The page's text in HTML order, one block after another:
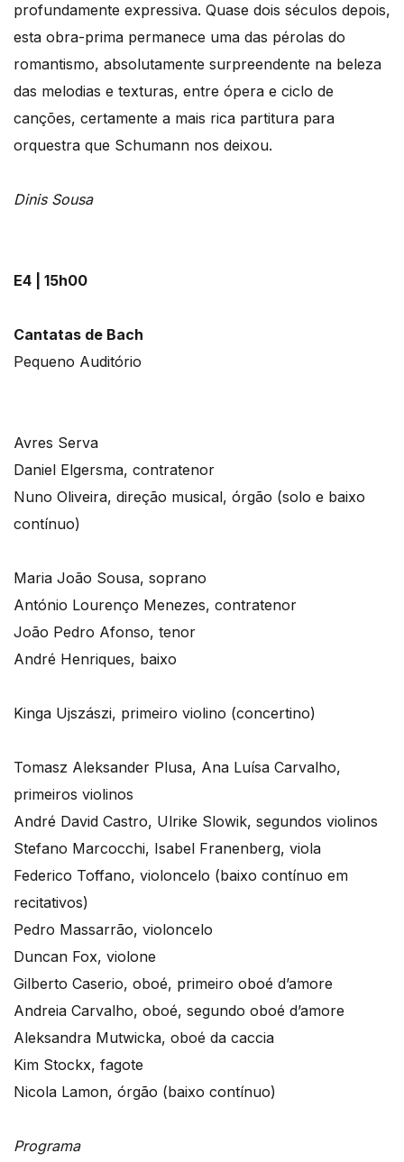
profundamente expressiva. Quase dois séculos depois,
esta obra-prima permanece uma das pérolas do
romantismo, absolutamente surpreendente na beleza
das melodias e texturas, entre ópera e ciclo de
canções, certamente a mais rica partitura para
orquestra que Schumann nos deixou.
Dinis Sousa
E4 | 15h00
Cantatas de Bach
Pequeno Auditório
Avres Serva
Daniel Elgersma, contratenor
Nuno Oliveira, direção musical, órgão (solo e baixo
contínuo)
Maria João Sousa, soprano
António Lourenço Menezes, contratenor
João Pedro Afonso, tenor
André Henriques, baixo
Kinga Ujszászi, primeiro violino (concertino)
Tomasz Aleksander Plusa, Ana Luísa Carvalho,
primeiros violinos
André David Castro, Ulrike Slowik, segundos violinos
Stefano Marcocchi, Isabel Franenberg, viola
Federico Toffano, violoncelo (baixo contínuo em
recitativos)
Pedro Massarrão, violoncelo
Duncan Fox, violone
Gilberto Caserio, oboé, primeiro oboé d’amore
Andreia Carvalho, oboé, segundo oboé d’amore
Aleksandra Mutwicka, oboé da caccia
Kim Stockx, fagote
Nicola Lamon, órgão (baixo contínuo)
Programa